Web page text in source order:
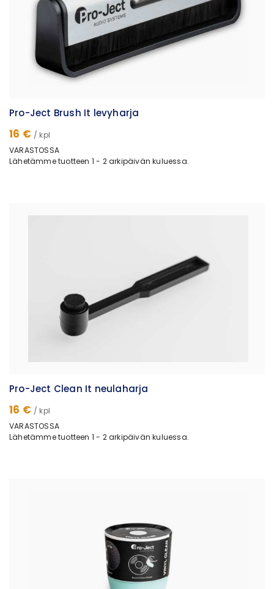
Pro-Ject Brush It levyharja
16 € / kpl
VARASTOSSA
Lähetämme tuotteen 1 - 2 arkipäivän kuluessa.
Pro-Ject Clean It neulaharja
16 € / kpl
VARASTOSSA
Lähetämme tuotteen 1 - 2 arkipäivän kuluessa.